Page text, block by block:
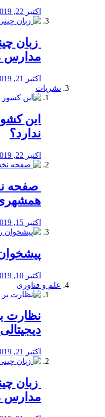
اکتبر 22, 2019
زبان
مدارس
اکتبر 21, 2019
نشریات
این
ندارد؟
اکتبر 22, 2019
صفحه
همشهری
اکتبر 15, 2019
اکتبر 10, 2019
علم و فناوری
نظارت
اکتبر 21, 2019
زبان
مدارس